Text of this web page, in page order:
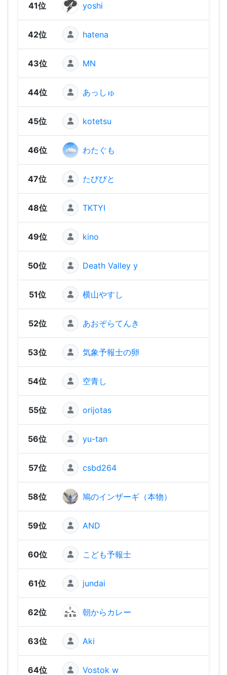
41位 yoshi
42位 hatena
43位 MN
44位 あっしゅ
45位 kotetsu
46位 わたぐも
47位 たびびと
48位 TKTYI
49位 kino
50位 Death Valley y
51位 横山やすし
52位 あおぞらてんき
53位 気象予報士の卵
54位 空青し
55位 orijotas
56位 yu-tan
57位 csbd264
58位 鳩のインザーギ（本物）
59位 AND
60位 こども予報士
61位 jundai
62位 朝からカレー
63位 Aki
64位 Vostok w